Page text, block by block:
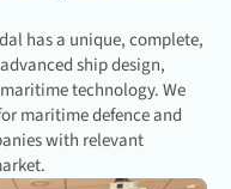
has a unique, complete,
ship design,
technology. We
maritime defence and
with relevant